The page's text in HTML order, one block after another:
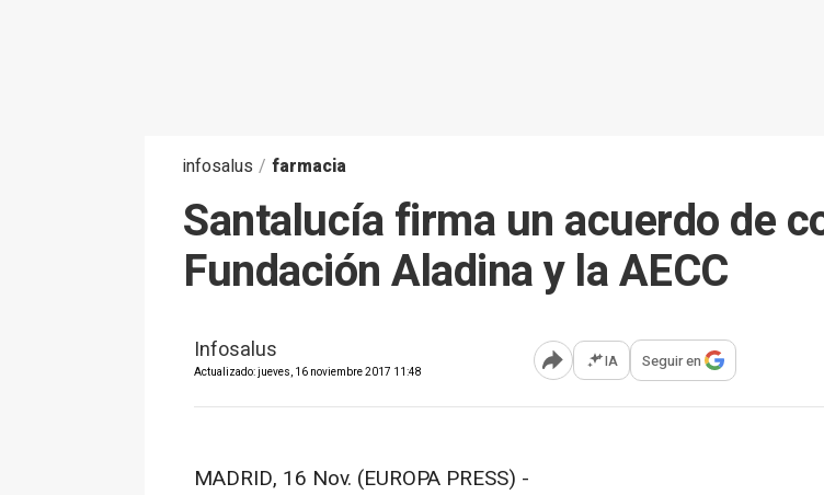
infosalus / farmacia
Santalucía firma un acuerdo de
Fundación Aladina y la AECC
Infosalus
Actualizado: jueves, 16 noviembre 2017 11:48 Abrir opciones para compartir
IA Seguir en
MADRID, 16 Nov. (EUROPA PRESS) -